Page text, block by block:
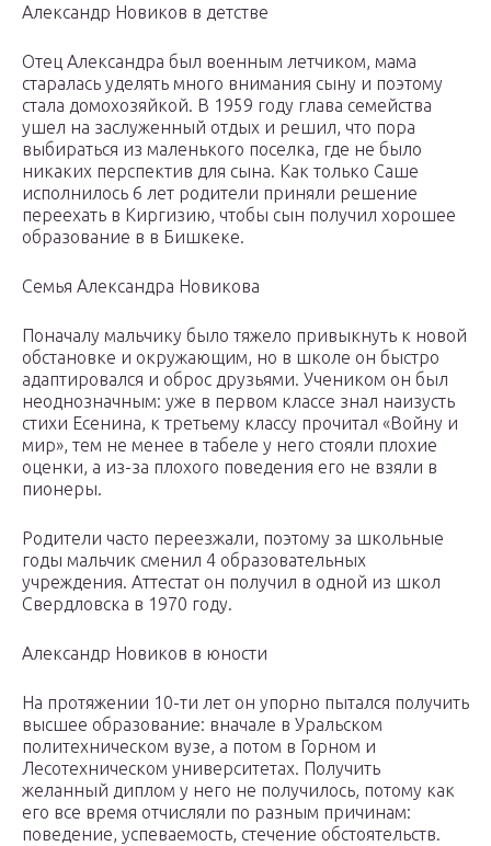
Александр Новиков в детстве
Отец Александра был военным летчиком, мама
старалась уделять много внимания сыну и поэтому
стала домохозяйкой. В 1959 году глава семейства
ушел на заслуженный отдых и решил, что пора
выбираться из маленького поселка, где не было
никаких перспектив для сына. Как только Саше
исполнилось 6 лет родители приняли решение
переехать в Киргизию, чтобы сын получил хорошее
образование в в Бишкеке.
Семья Александра Новикова
Поначалу мальчику было тяжело привыкнуть к новой
обстановке и окружающим, но в школе он быстро
адаптировался и оброс друзьями. Учеником он был
неоднозначным: уже в первом классе знал наизусть
стихи Есенина, к третьему классу прочитал «Войну и
мир», тем не менее в табеле у него стояли плохие
оценки, а из-за плохого поведения его не взяли в
пионеры.
Родители часто переезжали, поэтому за школьные
годы мальчик сменил 4 образовательных
учреждения. Аттестат он получил в одной из школ
Свердловска в 1970 году.
Александр Новиков в юности
На протяжении 10-ти лет он упорно пытался получить
высшее образование: вначале в Уральском
политехническом вузе, а потом в Горном и
Лесотехническом университетах. Получить
желанный диплом у него не получилось, потому как
его все время отчисляли по разным причинам:
поведение, успеваемость, стечение обстоятельств.